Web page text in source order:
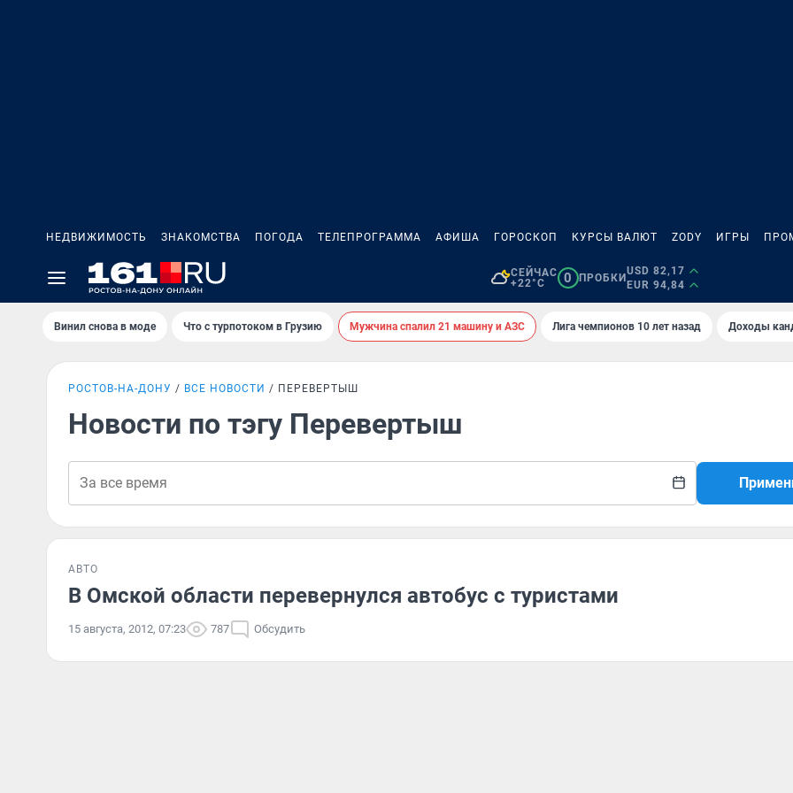
НЕДВИЖИМОСТЬ ЗНАКОМСТВА ПОГОДА ТЕЛЕПРОГРАММА АФИША ГОРОСКОП КУРСЫ ВАЛЮТ ZODY ИГРЫ
СЕЙЧАС
+22°C
0 ПРОБКИ
USD 82,17
EUR 94,84
Винил снова в моде Что с турпотоком в Грузию Мужчина спалил 21 машину и АЗС Лига чемпионов 10 лет назад Доходы
РОСТОВ-НА-ДОНУ ВСЕ НОВОСТИ ПЕРЕВЕРТЫШ
Новости по тэгу Перевертыш
АВТО
В Омской области перевернулся автобус с туристами
15 августа, 2012, 07:23 787 Обсудить